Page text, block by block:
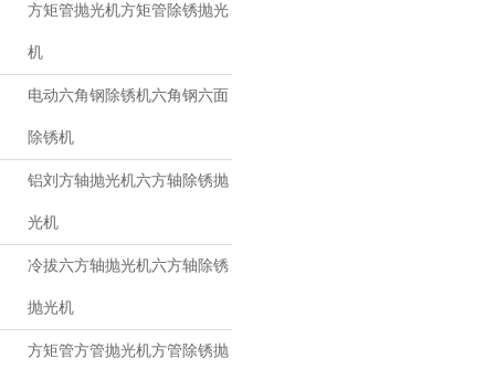
方矩管抛光机方矩管除锈抛光
机
电动六角钢除锈机六角钢六面
除锈机
铝刘方轴抛光机六方轴除锈抛
光机
冷拔六方轴抛光机六方轴除锈
抛光机
方矩管方管抛光机方管除锈抛